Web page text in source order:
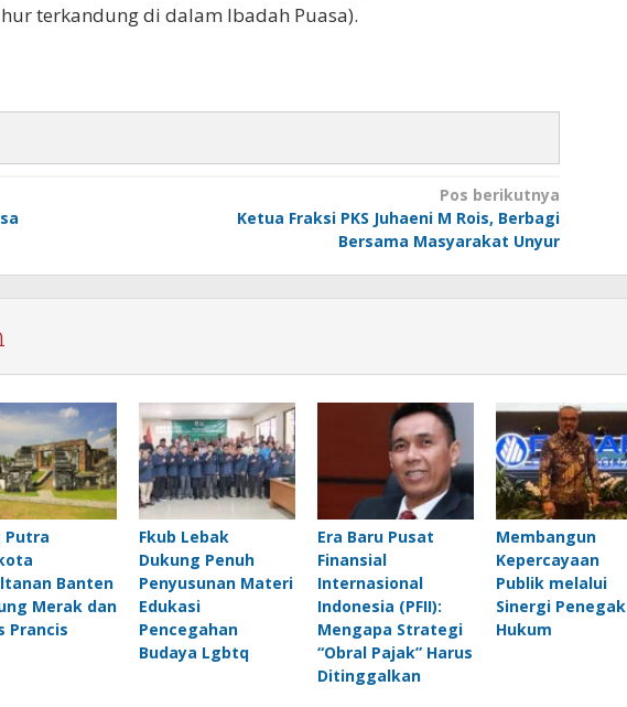
terkandung di dalam Ibadah Puasa).
Pos berikutnya
Ketua Fraksi PKS Juhaeni M Rois, Berbagi
Bersama Masyarakat Unyur
Putra
Banten
Merak dan
Prancis
Fkub Lebak
Dukung Penuh
Penyusunan Materi
Edukasi
Pencegahan
Budaya Lgbtq
Era Baru Pusat
Finansial
Internasional
Indonesia (PFII):
Mengapa Strategi
“Obral Pajak” Harus
Ditinggalkan
Membangun
Kepercayaan
Publik melalui
Sinergi Penegak
Hukum